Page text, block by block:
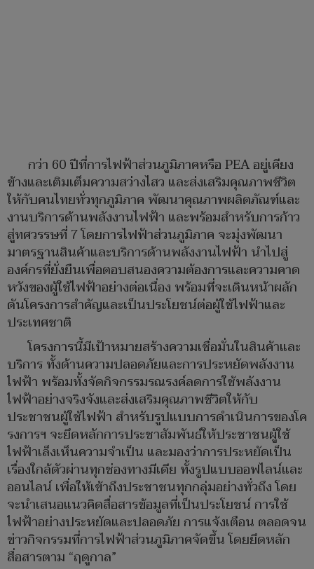
กว่า 60 ปีที่การไฟฟ้าส่วนภูมิภาคหรือ PEA อยู่เคียง
ข้างและเติมเต็มความสว่างไสว และส่งเสริมคุณภาพชีวิต
ให้กับคนไทยทั่วทุกภูมิภาค พัฒนาคุณภาพผลิตภัณฑ์และ
งานบริการด้านพลังงานไฟฟ้า และพร้อมสำหรับการก้าว
สู่ทศวรรษที่ 7 โดยการไฟฟ้าส่วนภูมิภาค จะมุ่งพัฒนา
มาตรฐานสินค้าและบริการด้านพลังงานไฟฟ้า นำไปสู่
องค์กรที่ยั่งยืนเพื่อตอบสนองความต้องการและความคาด
หวังของผู้ใช้ไฟฟ้าอย่างต่อเนื่อง พร้อมที่จะเดินหน้าผลัก
ดันโครงการสำคัญและเป็นประโยชน์ต่อผู้ใช้ไฟฟ้าและ
ประเทศชาติ
โครงการนี้มีเป้าหมายสร้างความเชื่อมั่นในสินค้าและ
บริการ ทั้งด้านความปลอดภัยและการประหยัดพลังงาน
ไฟฟ้า พร้อมทั้งจัดกิจกรรมรณรงค์ลดการใช้พลังงาน
ไฟฟ้าอย่างจริงจังและส่งเสริมคุณภาพชีวิตให้กับ
ประชาชนผู้ใช้ไฟฟ้า สำหรับรูปแบบการดำเนินการของโค
รงการฯ จะยึดหลักการประชาสัมพันธ์ให้ประชาชนผู้ใช้
ไฟฟ้าเล็งเห็นความจำเป็น และมองว่าการประหยัดเป็น
เรื่องใกล้ตัวผ่านทุกช่องทางมีเดีย ทั้งรูปแบบออฟไลน์และ
ออนไลน์ เพื่อให้เข้าถึงประชาชนทุกกลุ่มอย่างทั่วถึง โดย
จะนำเสนอแนวคิดสื่อสารข้อมูลที่เป็นประโยชน์ การใช้
ไฟฟ้าอย่างประหยัดและปลอดภัย การแจ้งเตือน ตลอดจน
ข่าวกิจกรรมที่การไฟฟ้าส่วนภูมิภาคจัดขึ้น โดยยึดหลัก
สื่อสารตาม “ฤดูกาล”